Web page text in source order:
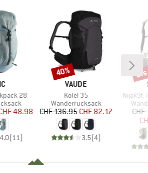
28
Preis
48.98
4.0(11 )
MARKE
VAUDE
Artikel
Kofel 35
Produktgruppe
Wanderrucksack
Preis
CHF 136.95reduzierter Preis
CHF 82.17
3.5(4)
Rabatt
40%
Artikel
NijakSt.